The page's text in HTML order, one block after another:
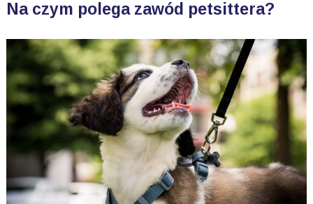
Na czym polega zawód petsittera?